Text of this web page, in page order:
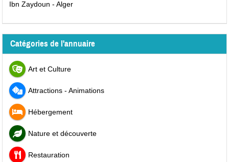
Ibn Zaydoun - Alger
Catégories de l'annuaire
Art et Culture
Attractions - Animations
Hébergement
Nature et découverte
Restauration